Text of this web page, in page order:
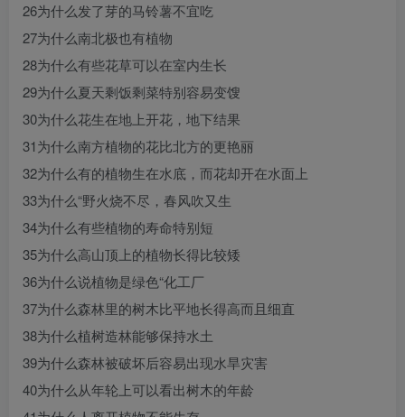
26为什么发了芽的马铃薯不宜吃
27为什么南北极也有植物
28为什么有些花草可以在室内生长
29为什么夏天剩饭剩菜特别容易变馊
30为什么花生在地上开花，地下结果
31为什么南方植物的花比北方的更艳丽
32为什么有的植物生在水底，而花却开在水面上
33为什么“野火烧不尽，春风吹又生
34为什么有些植物的寿命特别短
35为什么高山顶上的植物长得比较矮
36为什么说植物是绿色“化工厂
37为什么森林里的树木比平地长得高而且细直
38为什么植树造林能够保持水土
39为什么森林被破坏后容易出现水旱灾害
40为什么从年轮上可以看出树木的年龄